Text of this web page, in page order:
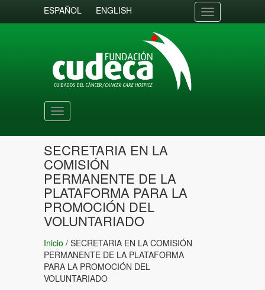
ESPAÑOL ENGLISH
Toggle
navigation
Toggle
navigation
SECRETARIA EN LA
COMISIÓN
PERMANENTE DE LA
PLATAFORMA PARA LA
PROMOCIÓN DEL
VOLUNTARIADO
Inicio / SECRETARIA EN LA COMISIÓN
PERMANENTE DE LA PLATAFORMA
PARA LA PROMOCIÓN DEL
VOLUNTARIADO